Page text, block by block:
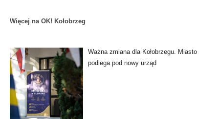
Więcej na OK! Kołobrzeg
Ważna zmiana dla Kołobrzegu. Miasto
podlega pod nowy urząd